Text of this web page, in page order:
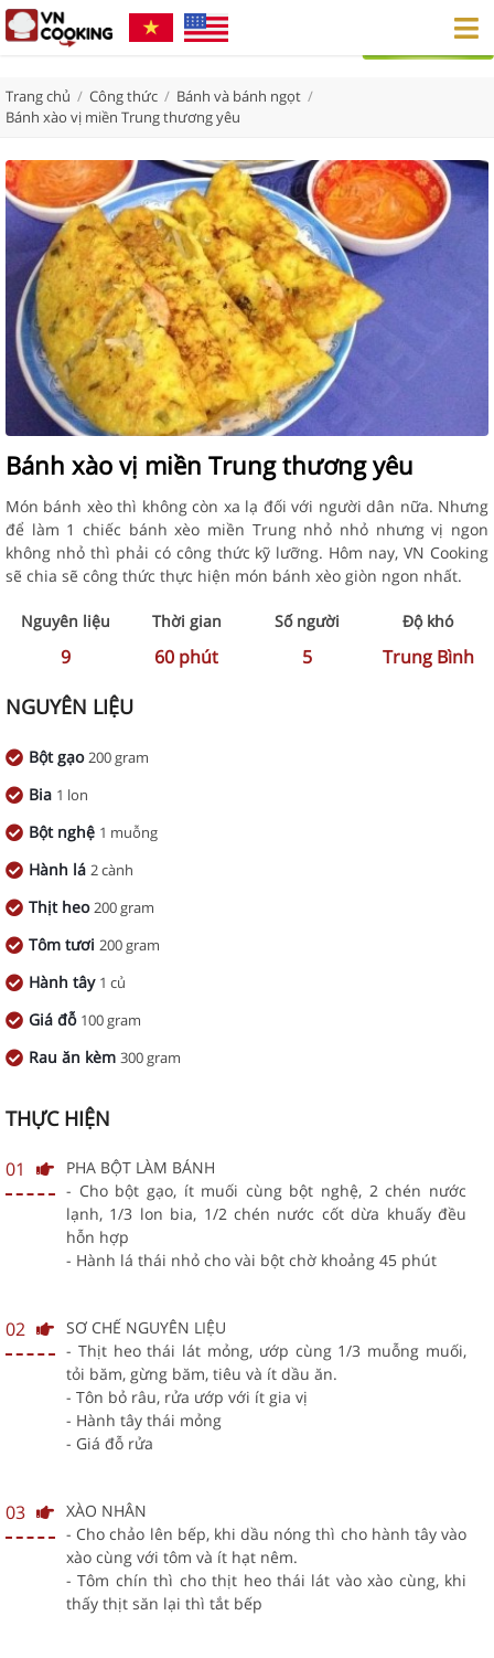
Trang chủ / Công thức / Bánh và bánh ngọt /
Bánh xào vị miền Trung thương yêu
Bánh xào vị miền Trung thương yêu
Món bánh xèo thì không còn xa lạ đối với người dân nữa. Nhưng
để làm 1 chiếc bánh xèo miền Trung nhỏ nhỏ nhưng vị ngon
không nhỏ thì phải có công thức kỹ lưỡng. Hôm nay, VN Cooking
sẽ chia sẽ công thức thực hiện món bánh xèo giòn ngon nhất.
Nguyên liệu
9
Thời gian
60 phút
Số người
5
Độ khó
Trung Bình
NGUYÊN LIỆU
Bột gạo200 gram
Bia 1 lon
Bột nghệ 1 muỗng
Hành lá 2 cành
Thịt heo200 gram
Tôm tươi 200 gram
Hành tây 1 củ
Giá đỗ 100 gram
Rau ăn kèm 300 gram
THỰC HIỆN
01
PHA BỘT LÀM BÁNH
- Cho bột gạo, ít muối cùng bột nghệ, 2 chén nước
lạnh, 1/3 lon bia, 1/2 chén nước cốt dừa khuấy đều
hỗn hợp
- Hành lá thái nhỏ cho vài bột chờ khoảng 45 phút
02
SƠ CHẾ NGUYÊN LIỆU
- Thịt heo thái lát mỏng, ướp cùng 1/3 muỗng muối,
tỏi băm, gừng băm, tiêu và ít dầu ăn.
- Tôn bỏ râu, rửa ướp với ít gia vị
- Hành tây thái mỏng
- Giá đỗ rửa
03
XÀO NHÂN
- Cho chảo lên bếp, khi dầu nóng thì cho hành tây vào
xào cùng với tôm và ít hạt nêm.
- Tôm chín thì cho thịt heo thái lát vào xào cùng, khi
thấy thịt săn lại thì tắt bếp